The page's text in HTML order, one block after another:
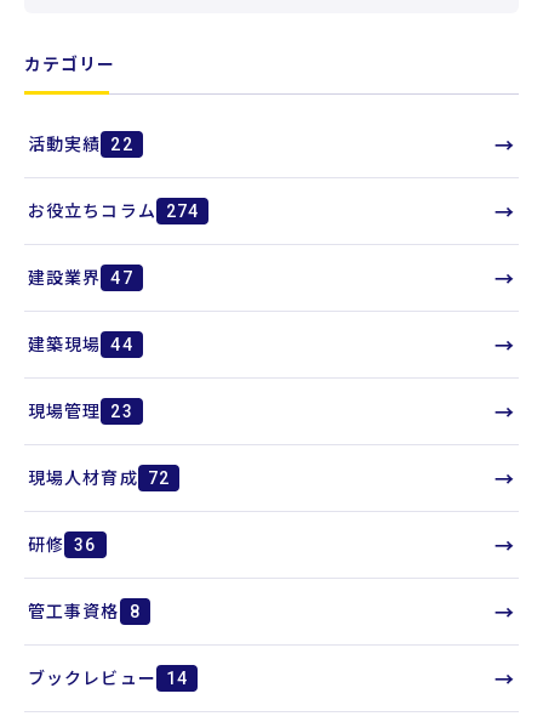
カテゴリー
活動実績 22 →
お役立ちコラム 274 →
建設業界 47 →
建築現場 44 →
現場管理 23 →
現場人材育成 72 →
研修 36 →
管工事資格 8 →
ブックレビュー 14 →